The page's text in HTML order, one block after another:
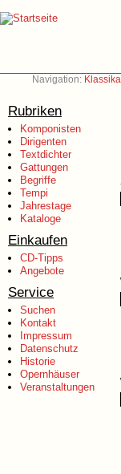
Navigation: Klassika
Rubriken
Komponisten
Dirigenten
Textdichter
Gattungen
Begriffe
Tempi
Jahrestage
Kataloge
Einkaufen
CD-Tipps
Angebote
Service
Suchen
Kontakt
Impressum
Datenschutz
Historie
Opernhäuser
Veranstaltungen